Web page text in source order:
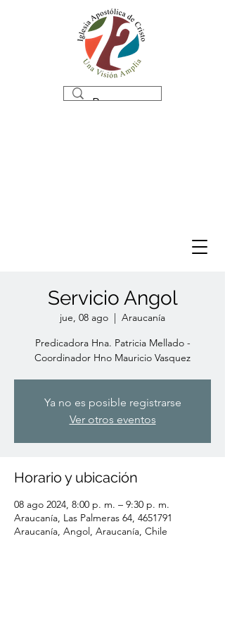
Servicio Angol
jue, 08 ago
  |
Araucanía
Predicadora Hna. Patricia Mellado -
Coordinador Hno Mauricio Vasquez
Ya no es posible registrarse
Ver otros eventos
Horario y ubicación
08 ago 2024, 8:00 p. m. – 9:30 p. m.
Araucanía, Las Palmeras 64, 4651791
Araucanía, Angol, Araucanía, Chile